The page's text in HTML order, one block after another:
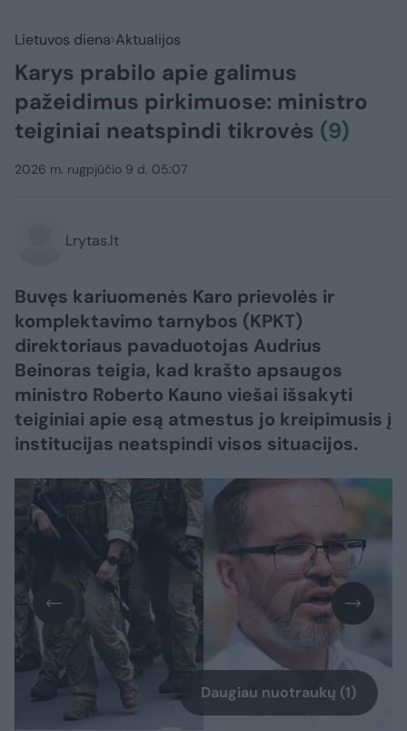
Lietuvos diena Aktualijos
Karys prabilo apie galimus
pažeidimus pirkimuose: ministro
teiginiai neatspindi tikrovės (9)
2026 m. rugpjūčio 9 d. 05:07
Lrytas.lt
Buvęs kariuomenės Karo prievolės ir
komplektavimo tarnybos (KPKT)
direktoriaus pavaduotojas Audrius
Beinoras teigia, kad krašto apsaugos
ministro Roberto Kauno viešai išsakyti
teiginiai apie esą atmestus jo kreipimusis į
institucijas neatspindi visos situacijos.
Daugiau nuotraukų (1)